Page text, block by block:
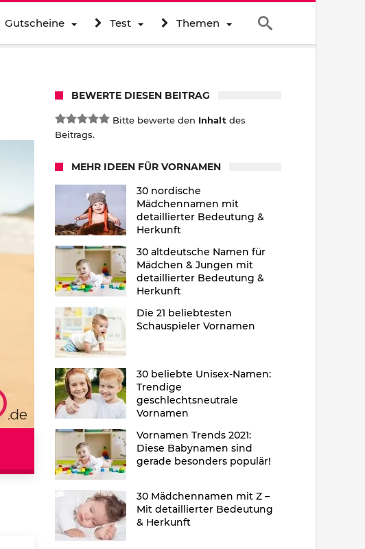
Gutscheine Test Themen
BEWERTE DIESEN BEITRAG
Bitte bewerte den Inhalt des
Beitrags.
MEHR IDEEN FÜR VORNAMEN
30 nordische
Mädchennamen mit
detaillierter Bedeutung &
Herkunft
30 altdeutsche Namen für
Mädchen & Jungen mit
detaillierter Bedeutung &
Herkunft
Die 21 beliebtesten
Schauspieler Vornamen
30 beliebte Unisex-Namen:
Trendige
geschlechtsneutrale
Vornamen
Vornamen Trends 2021:
Diese Babynamen sind
gerade besonders populär!
30 Mädchennamen mit Z –
Mit detaillierter Bedeutung
& Herkunft